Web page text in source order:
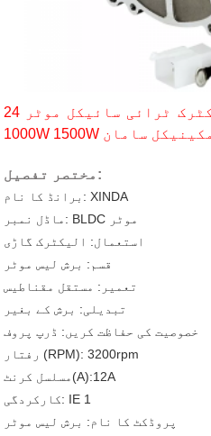
الیکٹرک ٹرائی سائیکل موٹر 24V 48V 60V 550W 800W
مختصر تفصیل:
برانڈ کا نام: XINDA
ماڈل نمبر: BLDC موٹر
استعمال: الیکٹرک گاڑی
قسم: برش لیس موٹر
تعمیر: مستقل مقناطیس
تبدیلی: برش کے بغیر
خصوصیت کی حفاظت کریں: ڈرپ پروف
رفتار (RPM): 3200rpm
مسلسل کرنٹ(A):12A
کارکردگی: IE 1
پروڈکٹ کا نام: برش لیس موٹر